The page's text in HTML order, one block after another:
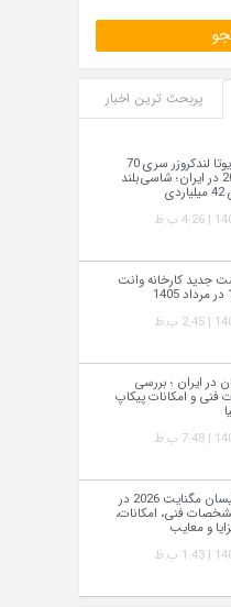
پربحث ترین اخبار
قیمت تویوتا لندکروزر سری 70
مدل 2025 در ایران؛ شاسی‌بلند
ب.ظ
جدید کارخانه وانت
ب.ظ
در ایران ؛ بررسی
و امکانات پیکاپ
ب.ظ
بررسی نیسان مگنایت 2026 در
فنی، امکانات،
و معایب
ب.ظ